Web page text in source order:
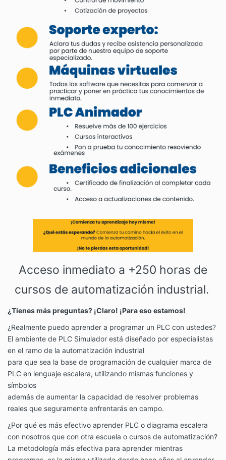
Acceso inmediato a +250 horas de
cursos de automatización industrial.
¿Tienes más preguntas? ¡Claro! ¡Para eso estamos!
¿Realmente puedo aprender a programar un PLC con ustedes?
El ambiente de PLC Simulador está diseñado por especialistas
en el ramo de la automatización industrial
para que sea la base de programación de cualquier marca de
PLC en lenguaje escalera, utilizando mismas funciones y
símbolos
además de aumentar la capacidad de resolver problemas
reales que seguramente enfrentarás en campo.
¿Por qué es más efectivo aprender PLC o diagrama escalera
con nosotros que con otra escuela o cursos de automatización?
La metodología más efectiva para aprender mientras